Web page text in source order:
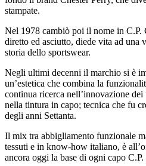
stampate.
Nel 1978 cambiò poi il nome in C.P.
diretto ed asciutto, diede vita ad una
storia dello sportswear.
Negli ultimi decenni il marchio si è
un’estetica che combina la
continua ricerca nell’innovazione
nella tintura in capo; tecnica che fu
degli anni Settanta.
Il mix tra abbigliamento funzionale
tessuti e in know-how italiano, è
ancora oggi la base di ogni capo